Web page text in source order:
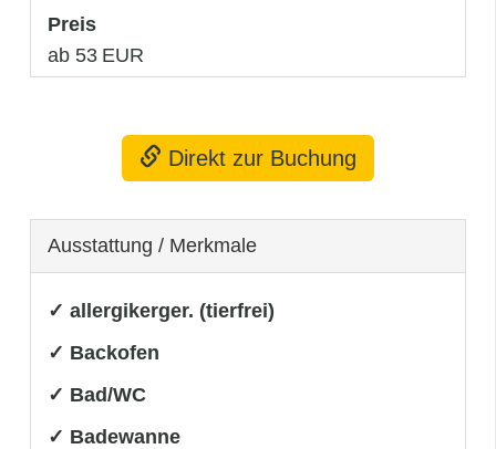
Preis
ab 53 EUR
Direkt zur Buchung
Ausstattung / Merkmale
✓ allergikerger. (tierfrei)
✓ Backofen
✓ Bad/WC
✓ Badewanne